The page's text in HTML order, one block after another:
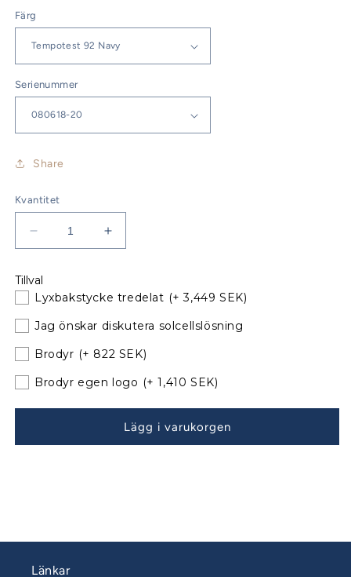
Färg
Serienummer
Share
Kvantitet
Minska
kvantitet
Bavaria
36
Sittbrunnskapell
XL
Årsmodell
05
Öka
kvantitet
36
Sittbrunnskapell
Årsmodell
05
befintliga
bågar
Tillval
Lyxbakstycke tredelat (+ 3,449 SEK)
Jag önskar diskutera solcellslösning
Brodyr (+ 822 SEK)
Brodyr egen logo (+ 1,410 SEK)
Lägg i varukorgen
Länkar